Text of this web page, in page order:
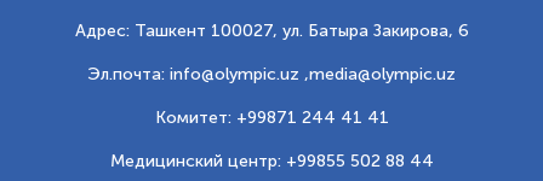
Адрес: Ташкент 100027, ул. Батыра Закирова, 6
Эл.почта: info@olympic.uz ,media@olympic.uz
Комитет: +99871 244 41 41
Медицинский центр: +99855 502 88 44